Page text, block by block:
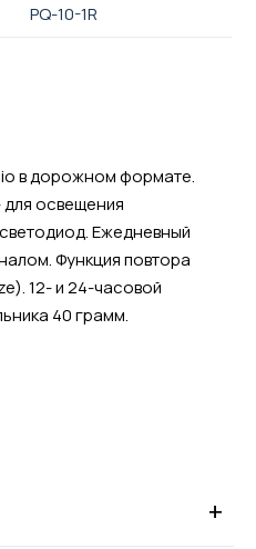
PQ-10-1R
в дорожном формате.
для освещения
Ежедневный
Функция повтора
12- и 24-часовой
40 грамм.
+